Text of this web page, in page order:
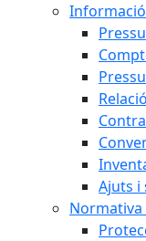
Ajuts i